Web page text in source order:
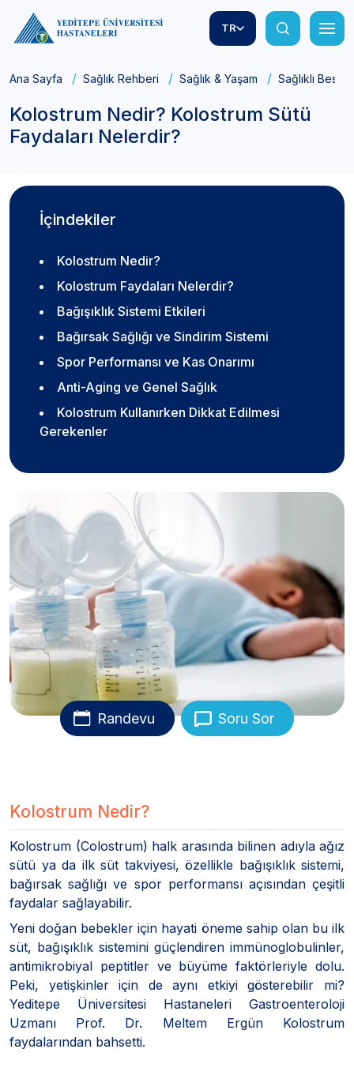
TR
Ana Sayfa Sağlık Rehberi Sağlık & Yaşam Sağlıklı
Kolostrum Nedir? Kolostrum Sütü
Faydaları Nelerdir?
İçindekiler
Kolostrum Nedir?
Kolostrum Faydaları Nelerdir?
Bağışıklık Sistemi Etkileri
Bağırsak Sağlığı ve Sindirim Sistemi
Spor Performansı ve Kas Onarımı
Anti-Aging ve Genel Sağlık
Kolostrum Kullanırken Dikkat Edilmesi
Gerekenler
Randevu Soru Sor
Kolostrum Nedir?
Kolostrum (Colostrum) halk arasında bilinen adıyla ağız
sütü ya da ilk süt takviyesi, özellikle bağışıklık sistemi,
bağırsak sağlığı ve spor performansı açısından çeşitli
faydalar sağlayabilir.
Yeni doğan bebekler için hayati öneme sahip olan bu ilk
süt, bağışıklık sistemini güçlendiren immünoglobulinler,
antimikrobiyal peptitler ve büyüme faktörleriyle dolu.
Peki, yetişkinler için de aynı etkiyi gösterebilir mi?
Yeditepe Üniversitesi Hastaneleri Gastroenteroloji
Uzmanı Prof. Dr. Meltem Ergün Kolostrum
faydalarından bahsetti.